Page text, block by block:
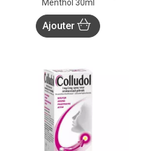
Menthol 30ml
Ajouter